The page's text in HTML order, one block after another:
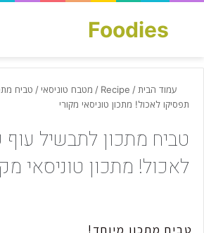
Foodies
חפש עבור
עמוד הבית /
Recipe
/ מטבח טוניסאי / טביח
תפסיקו לאכול! מתכון טוניסאי מקורי
טביח מתכון לתבשיל
לאכול! מתכון טוניסאי
טביח מתכון מיוחד!